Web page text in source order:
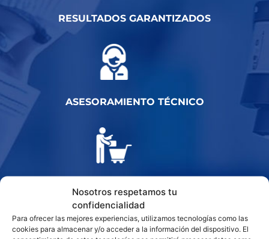
Nosotros respetamos tu
confidencialidad
Para ofrecer las mejores experiencias, utilizamos tecnologías como las
cookies para almacenar y/o acceder a la información del dispositivo. El
RESULTADOS GARANTIZADOS
ASESORAMIENTO TÉCNICO